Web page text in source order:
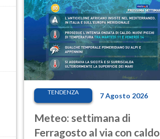
TENDENZA 7 Agosto 2026
Meteo: settimana di
Ferragosto al via con caldo